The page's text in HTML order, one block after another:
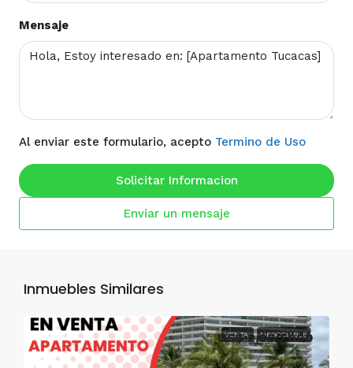
Mensaje
Al enviar este formulario, acepto Termino de Uso
Solicitar Informacion
Enviar un mensaje
Inmuebles Similares
VENTA NEGOCIABLE
US$ 2,000,000